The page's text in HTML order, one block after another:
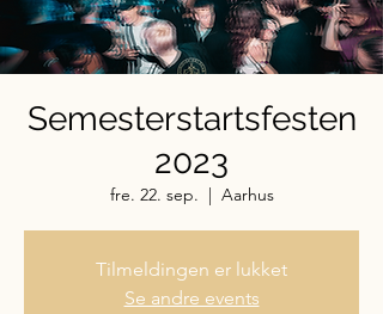
Semesterstartsfesten
2023
fre. 22. sep.
  |
Aarhus
Tilmeldingen er lukket
Se andre events